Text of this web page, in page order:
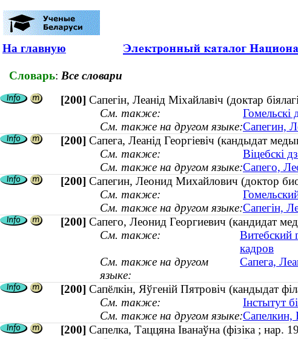
На главную
Словарь: Все словари
[200] Сапегін, Леанід Міхайлавіч (доктар
См. также:
Гомельскі
См. также на другом языке:Сапегин,
[200] Сапега, Леанід Георгіевіч (кандыдат
См. также:
Віцебскі
См. также на другом языке:Сапего,
[200] Сапегин, Леонид Михайлович (доктор
См. также:
См. также на другом языке:Сапегін,
[200] Сапего, Леонид Георгиевич (кандидат
См. также:
Витебский
кадров
См. также на другом
языке:
Сапега,
[200] Сапёлкін, Яўгеній Пятровіч (кандыдат
См. также:
Інстытут
См. также на другом языке:Сапелкин,
[200] Сапелка, Таццяна Іванаўна (фізіка ; нар.